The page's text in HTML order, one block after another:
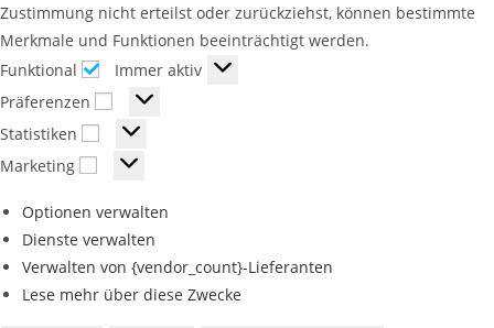
Zustimmung nicht erteilst oder zurückziehst, können bestimmte
Merkmale und Funktionen beeinträchtigt werden.
Funktional
Immer aktiv
Präferenzen
Statistiken
Marketing
Optionen verwalten
Dienste verwalten
Verwalten von {vendor_count}-Lieferanten
Lese mehr über diese Zwecke